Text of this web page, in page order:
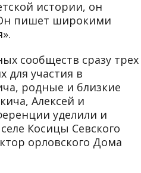
истории, он
Он пишет широкими
сообществ сразу трех
для участия в
родные и близкие
Алексей и
уделили и
Косицы Севского
орловского Дома